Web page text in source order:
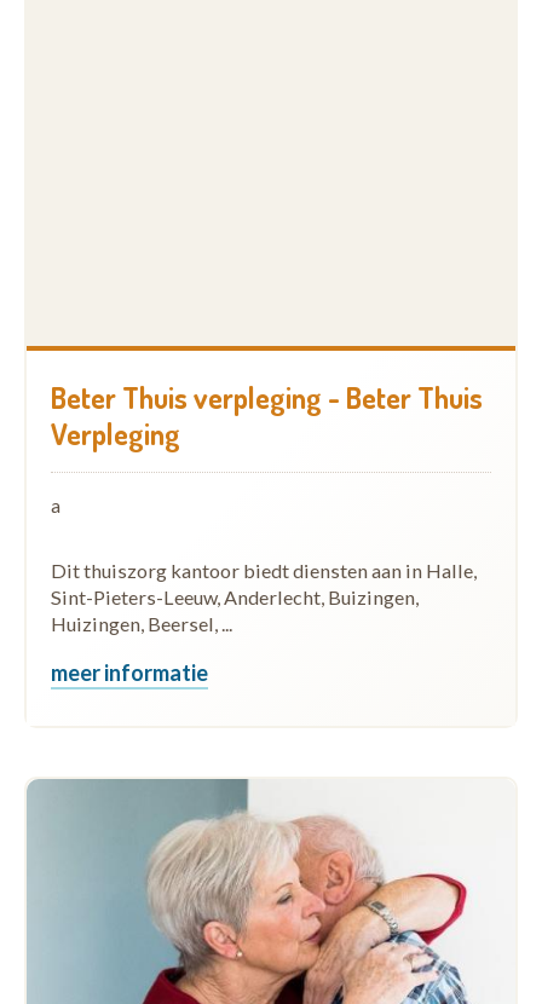
Beter Thuis verpleging - Beter Thuis
Verpleging
a
Dit thuiszorg kantoor biedt diensten aan in Halle,
Sint-Pieters-Leeuw, Anderlecht, Buizingen,
Huizingen, Beersel, ...
meer informatie